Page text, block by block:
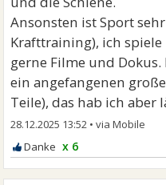
Ansonsten ist Sport
Krafttraining), ich
gerne Filme und
ein angefangenen
Teile), das hab ich aber
28.12.2025 13:52 •
x 6